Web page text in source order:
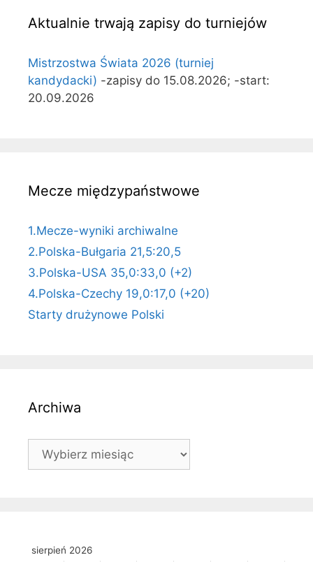
Aktualnie trwają zapisy do turniejów
Mistrzostwa Świata 2026 (turniej
kandydacki) -zapisy do 15.08.2026; -start:
20.09.2026
Mecze międzypaństwowe
1.Mecze-wyniki archiwalne
2.Polska-Bułgaria 21,5:20,5
3.Polska-USA 35,0:33,0 (+2)
4.Polska-Czechy 19,0:17,0 (+20)
Starty drużynowe Polski
Archiwa
Archiwa
sierpień 2026